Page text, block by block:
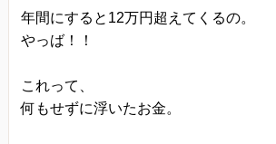
年間にすると12万円超えてくるの。
やっば！！
これって、
何もせずに浮いたお金。